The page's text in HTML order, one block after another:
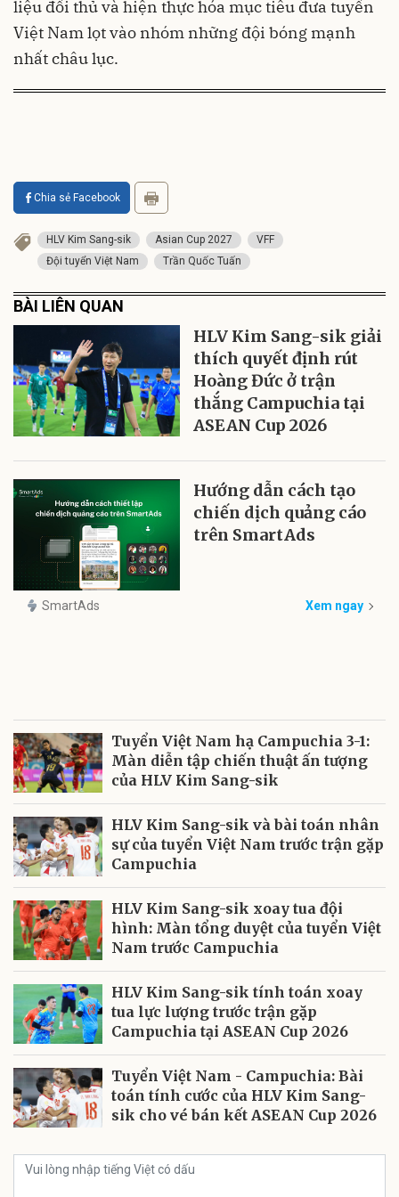
liệu đối thủ và hiện thực hóa mục tiêu đưa tuyển
Việt Nam lọt vào nhóm những đội bóng mạnh
nhất châu lục.
Chia sẻ Facebook
HLV Kim Sang-sik Asian Cup 2027
VFF
Đội tuyển Việt Nam
Trần Quốc Tuấn
BÀI LIÊN QUAN
HLV Kim Sang-sik giải
thích quyết định rút
Hoàng Đức ở trận
thắng Campuchia tại
ASEAN Cup 2026
Hướng dẫn cách tạo
chiến dịch quảng cáo
trên SmartAds
SmartAds Xem ngay
Tuyển Việt Nam hạ Campuchia 3-1:
Màn diễn tập chiến thuật ấn tượng
của HLV Kim Sang-sik
HLV Kim Sang-sik và bài toán nhân
sự của tuyển Việt Nam trước trận gặp
Campuchia
HLV Kim Sang-sik xoay tua đội
hình: Màn tổng duyệt của tuyển Việt
Nam trước Campuchia
HLV Kim Sang-sik tính toán xoay
tua lực lượng trước trận gặp
Campuchia tại ASEAN Cup 2026
Tuyển Việt Nam - Campuchia: Bài
toán tính cước của HLV Kim Sang-
sik cho vé bán kết ASEAN Cup 2026